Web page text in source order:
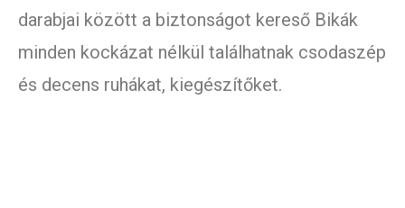
darabjai között a biztonságot kereső Bikák
minden kockázat nélkül találhatnak csodaszép
és decens ruhákat, kiegészítőket.